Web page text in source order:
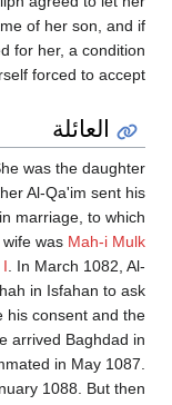
of her son, and if
for her, a condition
forced to accept.
العائلة
was the daughter
Al-Qa'im sent his
marriage, to which
was Mah-i Mulk
. In March 1082, Al-
in Isfahan to ask
his consent and the
arrived Baghdad in
in May 1087.
1088. But then